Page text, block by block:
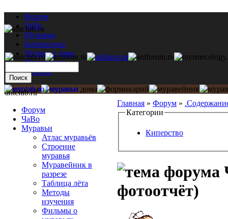
Форум
ЧаВо
Муравьи
Библиотека
Муравьи дома
Мастерская
Каталог
Главная » Форум »
Категории
Киперство
фотоотчёт)
antclub.ru
Форум
ЧаВо
Муравьи
Атлас муравьёв
Строение
муравья
Муравейник в
разрезе
Таблица лёта
Методы
изучения
Фильмы о